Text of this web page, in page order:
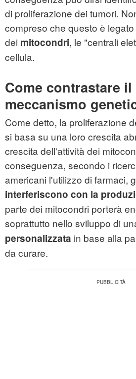
di proliferazione dei tumori.
compreso che questo è
dei mitocondri, le "centrali
cellula.
Come contrastare il
meccanismo
Come detto, la proliferazione
si basa su una loro crescita
crescita dell'attività dei
conseguenza, secondo i
americani l'utilizzo di farmaci,
interferiscono con la
parte dei mitocondri porterà
soprattutto nello sviluppo di
personalizzata in base alla
da curare.